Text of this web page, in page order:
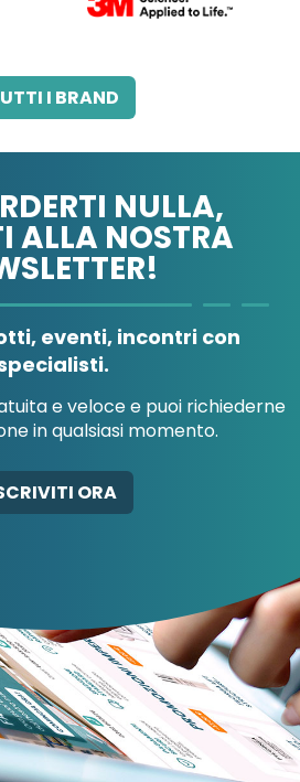
A.B.PHARM SRL
A.MENARINI
ABBATE A&V PHARMA
I BRAND
NULLA,
ALLA NOSTRA
eventi, incontri con
e veloce e puoi richiederne
in qualsiasi momento.
ORA